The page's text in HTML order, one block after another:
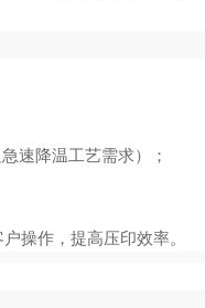
速降温工艺需求）；
操作，提高压印效率。